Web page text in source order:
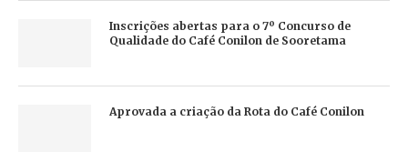
Inscrições abertas para o 7º Concurso de
Qualidade do Café Conilon de Sooretama
Aprovada a criação da Rota do Café Conilon